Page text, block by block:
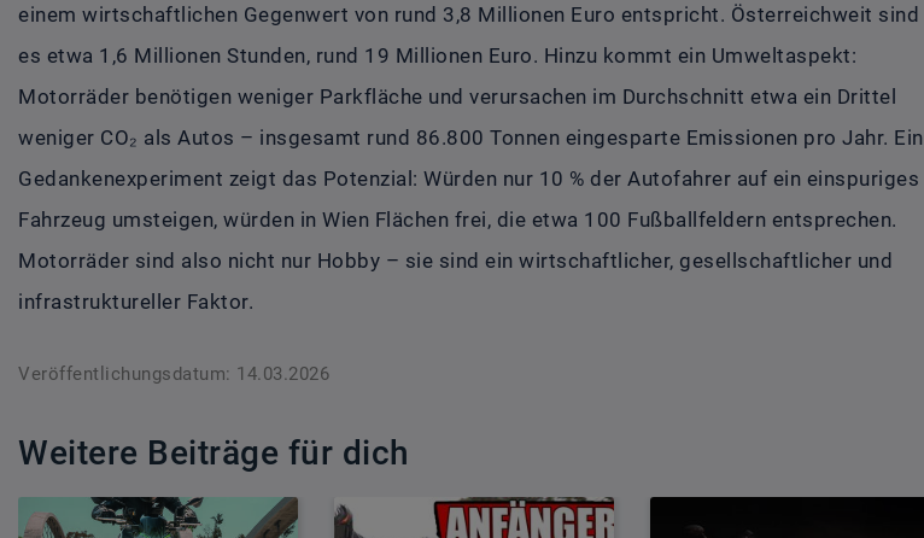
einem wirtschaftlichen Gegenwert von rund 3,8 Millionen Euro entspricht. Österreichweit sind
es etwa 1,6 Millionen Stunden, rund 19 Millionen Euro. Hinzu kommt ein Umweltaspekt:
Motorräder benötigen weniger Parkfläche und verursachen im Durchschnitt etwa ein Drittel
weniger CO₂ als Autos – insgesamt rund 86.800 Tonnen eingesparte Emissionen pro Jahr. Ein
Gedankenexperiment zeigt das Potenzial: Würden nur 10 % der Autofahrer auf ein einspuriges
Fahrzeug umsteigen, würden in Wien Flächen frei, die etwa 100 Fußballfeldern entsprechen.
Motorräder sind also nicht nur Hobby – sie sind ein wirtschaftlicher, gesellschaftlicher und
infrastruktureller Faktor.
Veröffentlichungsdatum: 14.03.2026
Weitere Beiträge für dich